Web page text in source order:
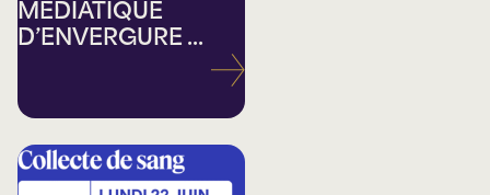
MÉDIATIQUE
D’ENVERGURE ...